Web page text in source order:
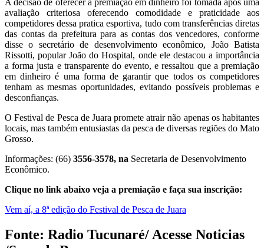
A decisão de oferecer a premiação em dinheiro foi tomada após uma
avaliação criteriosa oferecendo comodidade e praticidade aos
competidores dessa pratica esportiva, tudo com transferências diretas
das contas da prefeitura para as contas dos vencedores, conforme
disse o secretário de desenvolvimento econômico, João Batista
Rissotti, popular João do Hospital, onde ele destacou a importância
a forma justa e transparente do evento, e ressaltou que a premiação
em dinheiro é uma forma de garantir que todos os competidores
tenham as mesmas oportunidades, evitando possíveis problemas e
desconfianças.
O Festival de Pesca de Juara promete atrair não apenas os habitantes
locais, mas também entusiastas da pesca de diversas regiões do Mato
Grosso.
Informações: (66) 3556-3578, na Secretaria de Desenvolvimento
Econômico.
Clique no link abaixo veja a premiação e faça sua inscrição:
Vem aí, a 8ª edição do Festival de Pesca de Juara
Fonte: Radio Tucunaré/ Acesse Noticias